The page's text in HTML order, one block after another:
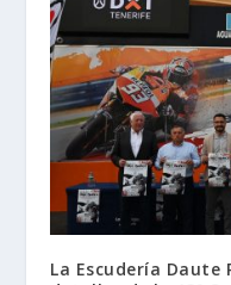
La Escudería Daute